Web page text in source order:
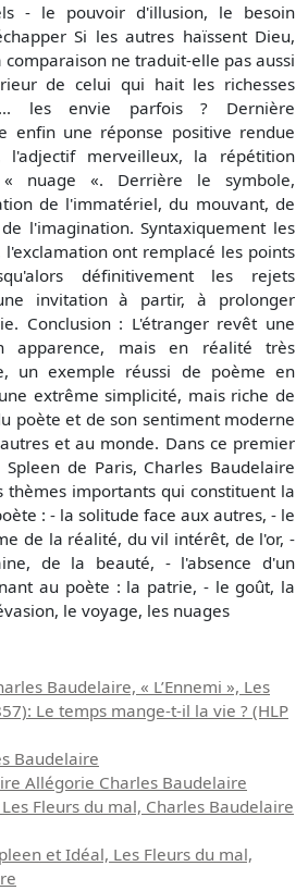
- le pouvoir d'illusion, le besoin
Si les autres haïssent Dieu,
ne traduit-elle pas aussi
de celui qui hait les richesses
les envie parfois ? Dernière
enfin une réponse positive rendue
merveilleux, la répétition
nuage «. Derrière le symbole,
de l'immatériel, du mouvant, de
l'imagination. Syntaxiquement les
l'exclamation ont remplacé les points
définitivement les rejets
invitation à partir, à prolonger
Conclusion : L'étranger revêt une
apparence, mais en réalité très
un exemple réussi de poème en
extrême simplicité, mais riche de
poète et de son sentiment moderne
et au monde. Dans ce premier
de Paris, Charles Baudelaire
thèmes importants qui constituent la
: - la solitude face aux autres, - le
de la réalité, du vil intérêt, de l'or, -
de la beauté, - l'absence d'un
au poète : la patrie, - le goût, la
le voyage, les nuages
Baudelaire, « L’Ennemi », Les
Le temps mange-t-il la vie ? (HLP
Baudelaire
Allégorie Charles Baudelaire
Fleurs du mal, Charles Baudelaire
et Idéal, Les Fleurs du mal,